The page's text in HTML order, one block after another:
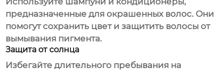
предназначенные для окрашенных волос. Они
помогут сохранить цвет и защитить волосы от
вымывания пигмента.
Защита от солнца
Избегайте длительного пребывания на